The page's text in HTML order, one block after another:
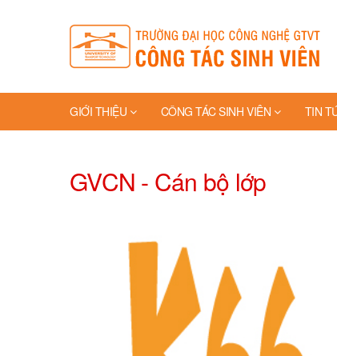
GIỚI THIỆU CÔNG TÁC SINH VIÊN TIN
GVCN - Cán bộ lớp